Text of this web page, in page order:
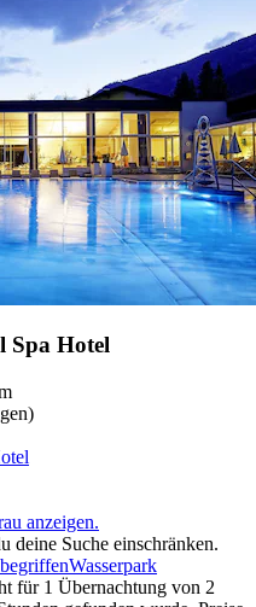
Spa Hotel
anzeigen.
deine Suche einschränken.
Wasserpark
für 1 Übernachtung von 2